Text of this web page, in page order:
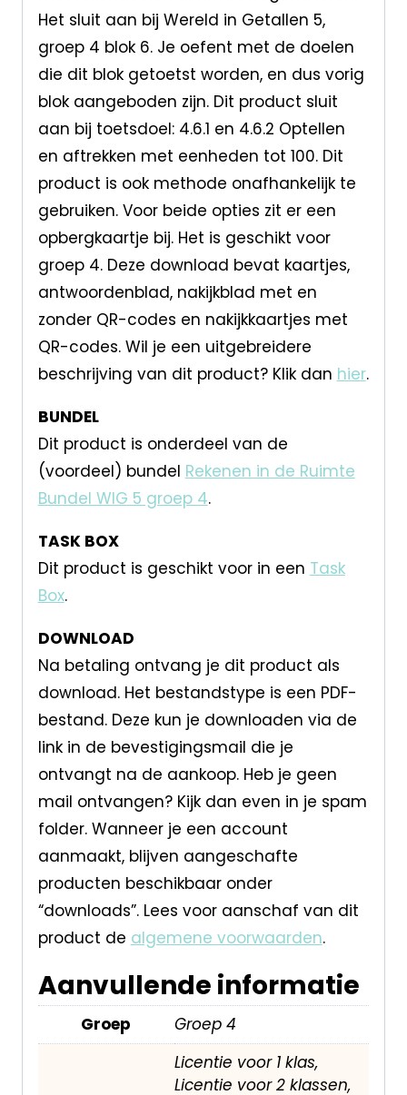
Het sluit aan bij Wereld in Getallen 5,
groep 4 blok 6. Je oefent met de doelen
die dit blok getoetst worden, en dus vorig
blok aangeboden zijn. Dit product sluit
aan bij toetsdoel: 4.6.1 en 4.6.2 Optellen
en aftrekken met eenheden tot 100. Dit
product is ook methode onafhankelijk te
gebruiken. Voor beide opties zit er een
opbergkaartje bij. Het is geschikt voor
groep 4. Deze download bevat kaartjes,
antwoordenblad, nakijkblad met en
zonder QR-codes en nakijkkaartjes met
QR-codes. Wil je een uitgebreidere
beschrijving van dit product? Klik dan hier.
BUNDEL
Dit product is onderdeel van de
(voordeel) bundel Rekenen in de Ruimte
Bundel WIG 5 groep 4.
TASK BOX
Dit product is geschikt voor in een Task
Box.
DOWNLOAD
Na betaling ontvang je dit product als
download. Het bestandstype is een PDF-
bestand. Deze kun je downloaden via de
link in de bevestigingsmail die je
ontvangt na de aankoop. Heb je geen
mail ontvangen? Kijk dan even in je spam
folder. Wanneer je een account
aanmaakt, blijven aangeschafte
producten beschikbaar onder
“downloads”. Lees voor aanschaf van dit
product de algemene voorwaarden.
Aanvullende informatie
Groep
Groep 4
Licentie voor 1 klas,
Licentie voor 2 klassen,